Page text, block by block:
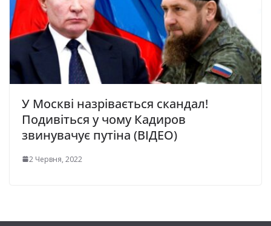
У Москві назрівається скандал!
Подивіться у чому Кадиров
звинувачує путіна (ВІДЕО)
2 Червня, 2022